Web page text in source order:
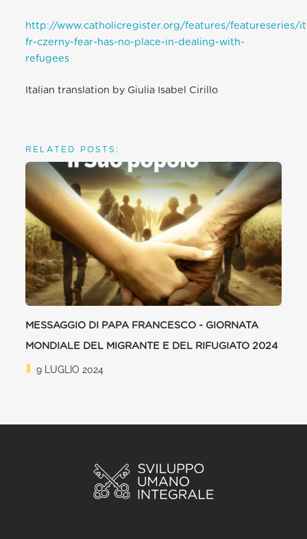
http://www.catholicregister.org/features/featureseries/
fr-czerny-fear-has-no-place-in-dealing-with-
refugees
Italian translation by Giulia Isabel Cirillo
RELATED POSTS:
MESSAGGIO DI PAPA FRANCESCO - GIORNATA
MONDIALE DEL MIGRANTE E DEL RIFUGIATO 2024
9 LUGLIO 2024